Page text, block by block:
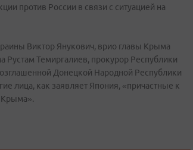
против России в связи с ситуацией на
Виктор Янукович, врио главы Крыма
Рустам Темиргалиев, прокурор Республики
Донецкой Народной Республики
лица, как заявляет Япония, «причастные к
Крыма».